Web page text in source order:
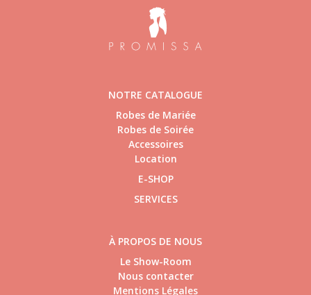
NOTRE CATALOGUE
Robes de Mariée
Robes de Soirée
Accessoires
Location
E-SHOP
SERVICES
À PROPOS DE NOUS
Le Show-Room
Nous contacter
Mentions Légales